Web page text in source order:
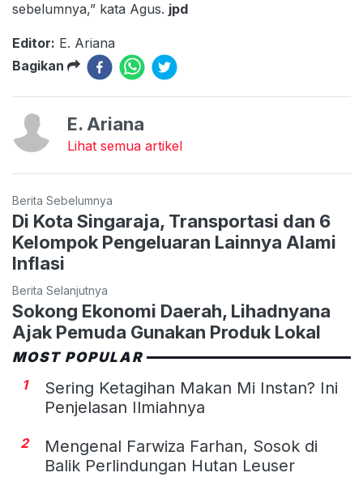
sebelumnya,” kata Agus. jpd
Editor: E. Ariana
Bagikan
E. Ariana
Lihat semua artikel
Berita Sebelumnya
Di Kota Singaraja, Transportasi dan 6
Kelompok Pengeluaran Lainnya Alami
Inflasi
Berita Selanjutnya
Sokong Ekonomi Daerah, Lihadnyana
Ajak Pemuda Gunakan Produk Lokal
MOST POPULAR
1
Sering Ketagihan Makan Mi Instan? Ini
Penjelasan Ilmiahnya
2
Mengenal Farwiza Farhan, Sosok di
Balik Perlindungan Hutan Leuser